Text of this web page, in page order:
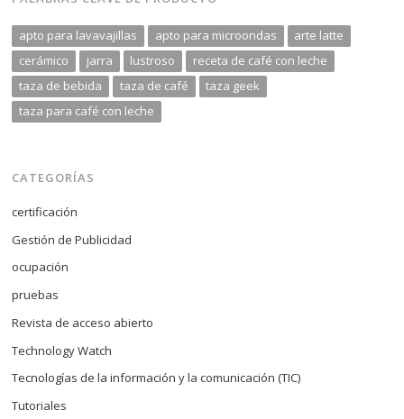
apto para lavavajillas apto para microondas
arte latte
cerámico
jarra lustroso
receta de café con leche
taza de bebida
taza de café
taza geek
taza para café con leche
CATEGORÍAS
certificación
Gestión de Publicidad
ocupación
pruebas
Revista de acceso abierto
Technology Watch
Tecnologías de la información y la comunicación (TIC)
Tutoriales